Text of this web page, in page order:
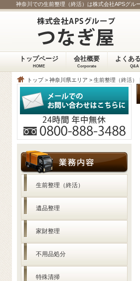
神奈川での生前整理（終活）は株式会社APSグル
トップページ
HOME
会社概要
Corporate
よくあ
Q&A
トップ> 神奈川県エリア > 生前整理（終活）
生前整理（終活）
遺品整理
家財整理
不用品処分
特殊清掃